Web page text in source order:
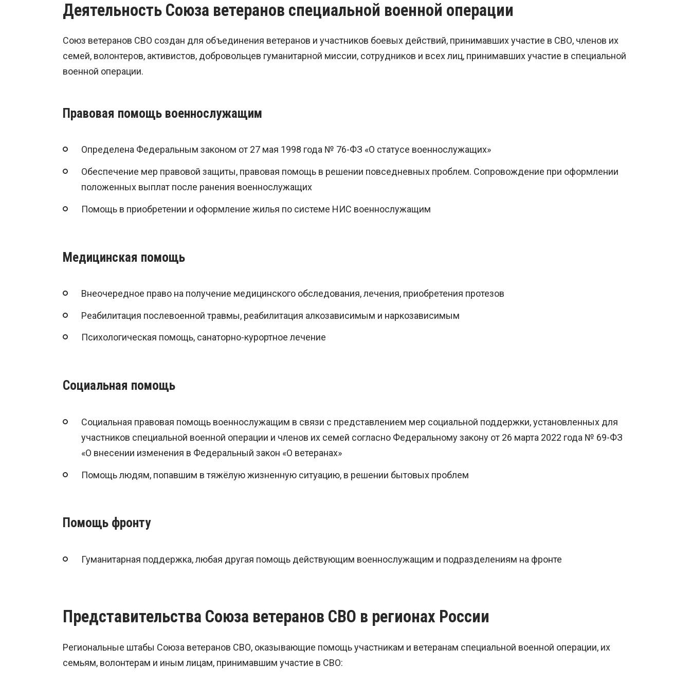
Деятельность Союза ветеранов специальной военной операции
Союз ветеранов СВО создан для объединения ветеранов и участников боевых действий, принимавших участие в СВО, членов их
семей, волонтеров, активистов, добровольцев гуманитарной миссии, сотрудников и всех лиц, принимавших участие в специальной
военной операции.
Правовая помощь военнослужащим
Определена Федеральным законом от 27 мая 1998 года № 76-ФЗ «О статусе военнослужащих»
Обеспечение мер правовой защиты, правовая помощь в решении повседневных проблем. Сопровождение при оформлении
положенных выплат после ранения военнослужащих
Помощь в приобретении и оформление жилья по системе НИС военнослужащим
Медицинская помощь
Внеочередное право на получение медицинского обследования, лечения, приобретения протезов
Реабилитация послевоенной травмы, реабилитация алкозависимым и наркозависимым
Психологическая помощь, санаторно-курортное лечение
Социальная помощь
Социальная правовая помощь военнослужащим в связи с представлением мер социальной поддержки, установленных для
участников специальной военной операции и членов их семей согласно Федеральному закону от 26 марта 2022 года № 69-ФЗ
«О внесении изменения в Федеральный закон «О ветеранах»
Помощь людям, попавшим в тяжёлую жизненную ситуацию, в решении бытовых проблем
Помощь фронту
Гуманитарная поддержка, любая другая помощь действующим военнослужащим и подразделениям на фронте
Представительства Союза ветеранов СВО в регионах России
Региональные штабы Союза ветеранов СВО, оказывающие помощь участникам и ветеранам специальной военной операции, их
семьям, волонтерам и иным лицам, принимавшим участие в СВО: